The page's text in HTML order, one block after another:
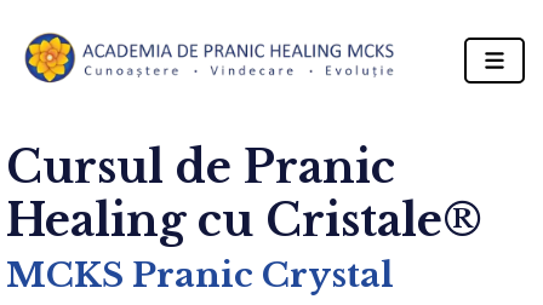
Cursul de Pranic
Healing cu Cristale®
MCKS Pranic Crystal